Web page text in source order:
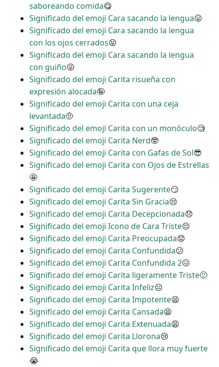
saboreando comida😋
Significado del emoji Cara sacando la lengua😛
Significado del emoji Cara sacando la lengua
con los ojos cerrados😝
Significado del emoji Cara sacando la lengua
con guiño😜
Significado del emoji Carita risueña con
expresión alocada🤪
Significado del emoji Carita con una ceja
levantada🤨
Significado del emoji Carita con un monóculo🧐
Significado del emoji Carita Nerd🤓
Significado del emoji Carita con Gafas de Sol😎
Significado del emoji Carita con Ojos de Estrellas
🤩
Significado del emoji Carita Sugerente😏
Significado del emoji Carita Sin Gracia😒
Significado del emoji Carita Decepcionada😞
Significado del emoji Icono de Cara Triste😔
Significado del emoji Carita Preocupada😟
Significado del emoji Carita Confundida😕
Significado del emoji Carita Confundida 2😖
Significado del emoji Carita ligeramente Triste🙁
Significado del emoji Carita Infeliz☹
Significado del emoji Carita Impotente😫
Significado del emoji Carita Cansada😫
Significado del emoji Carita Extenuada😩
Significado del emoji Carita Llorona😢
Significado del emoji Carita que llora muy fuerte
😭